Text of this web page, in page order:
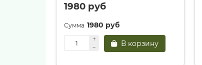
1980 руб
1980 руб
В корзину